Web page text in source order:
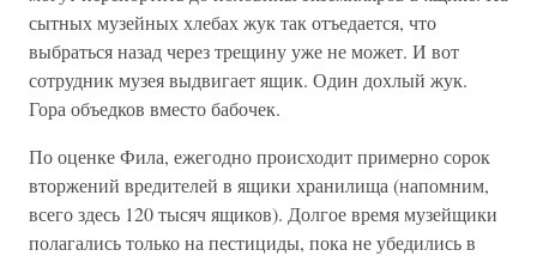
сытных музейных хлебах жук так отъедается, что
выбраться назад через трещину уже не может. И вот
сотрудник музея выдвигает ящик. Один дохлый жук.
Гора объедков вместо бабочек.
По оценке Фила, ежегодно происходит примерно сорок
вторжений вредителей в ящики хранилища (напомним,
всего здесь 120 тысяч ящиков). Долгое время музейщики
полагались только на пестициды, пока не убедились в